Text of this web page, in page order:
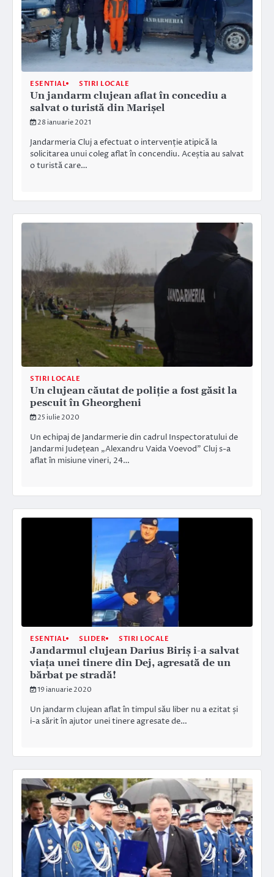
ESENTIAL STIRI LOCALE
Un jandarm clujean aflat în concediu a
salvat o turistă din Marișel
28 ianuarie 2021
Jandarmeria Cluj a efectuat o intervenție atipică la
solicitarea unui coleg aflat în concendiu. Aceștia au salvat
o turistă care…
STIRI LOCALE
Un clujean căutat de poliție a fost găsit la
pescuit în Gheorgheni
25 iulie 2020
Un echipaj de Jandarmerie din cadrul Inspectoratului de
Jandarmi Județean „Alexandru Vaida Voevod” Cluj s-a
aflat în misiune vineri, 24…
ESENTIAL SLIDER STIRI LOCALE
Jandarmul clujean Darius Biriș i-a salvat
viața unei tinere din Dej, agresată de un
bărbat pe stradă!
19 ianuarie 2020
Un jandarm clujean aflat în timpul său liber nu a ezitat și
i-a sărit în ajutor unei tinere agresate de…